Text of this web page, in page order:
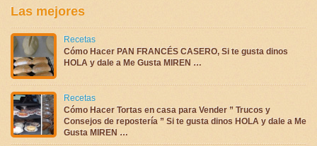
Las mejores
Recetas
Cómo Hacer PAN FRANCÉS CASERO, Si te gusta dinos
HOLA y dale a Me Gusta MIREN …
Recetas
Cómo Hacer Tortas en casa para Vender ” Trucos y
Consejos de repostería ” Si te gusta dinos HOLA y dale a Me
Gusta MIREN …